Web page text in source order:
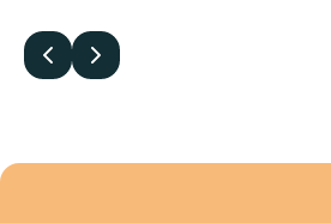
Edellinen
Seuraava